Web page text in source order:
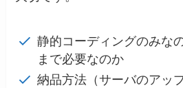
静的コーディングのみな
まで必要なのか
納品方法（サーバのアッ